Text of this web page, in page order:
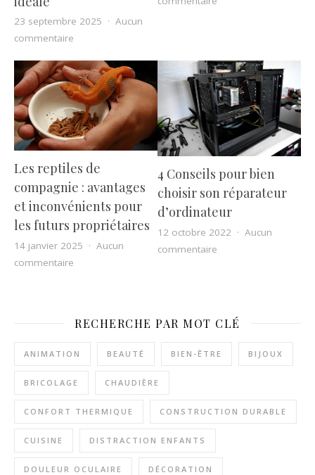
23 septembre 2025
Aucun
commentaire
Les reptiles de
compagnie : avantages
et inconvénients pour
les futurs propriétaires
14 janvier 2025
Aucun
commentaire
4 Conseils pour bien
choisir son réparateur
d’ordinateur
12 octobre 2022
Aucun
commentaire
RECHERCHE PAR MOT CLÉ
ANIMATION BEAUTÉ BIEN-ÊTRE BIJOUX
BRICOLAGE CHAUDIÈRE
CONFORT THERMIQUE CONSTRUCTION DURABLE
CUISINE DISTRACTION ENFANTS
DOULEUR OCULAIRE DÉCORATION